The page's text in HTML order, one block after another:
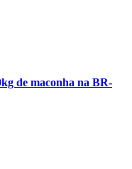
de maconha na BR-